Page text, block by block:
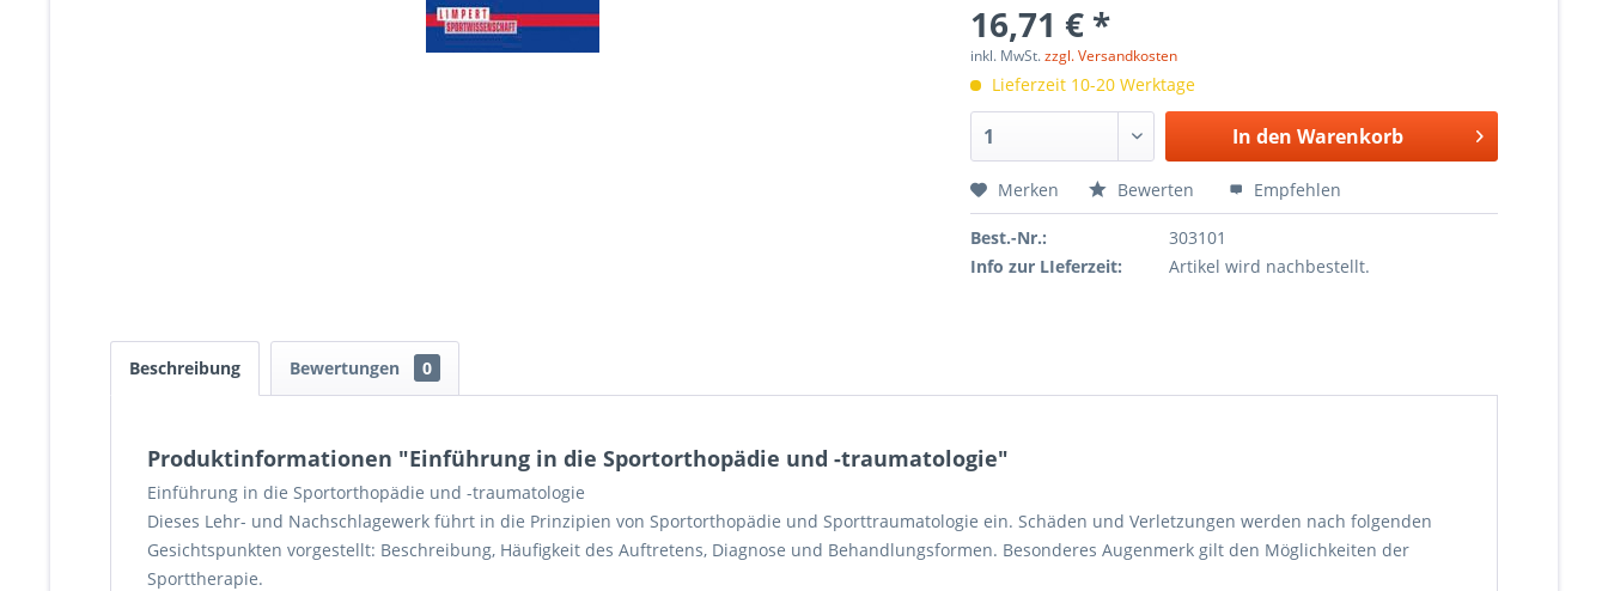
16,71 € *
inkl. MwSt.zzgl. Versandkosten
Lieferzeit 10-20 Werktage
In den Warenkorb
Merken Bewerten Empfehlen
Best.-Nr.:
303101
Info zur LIeferzeit:
Artikel wird nachbestellt.
Beschreibung Bewertungen 0
Produktinformationen "Einführung in die Sportorthopädie und -traumatologie"
Einführung in die Sportorthopädie und -traumatologie
Dieses Lehr- und Nachschlagewerk führt in die Prinzipien von Sportorthopädie und Sporttraumatologie ein. Schäden und Verletzungen werden nach folgenden
Gesichtspunkten vorgestellt: Beschreibung, Häufigkeit des Auftretens, Diagnose und Behandlungsformen. Besonderes Augenmerk gilt den Möglichkeiten der
Sporttherapie.